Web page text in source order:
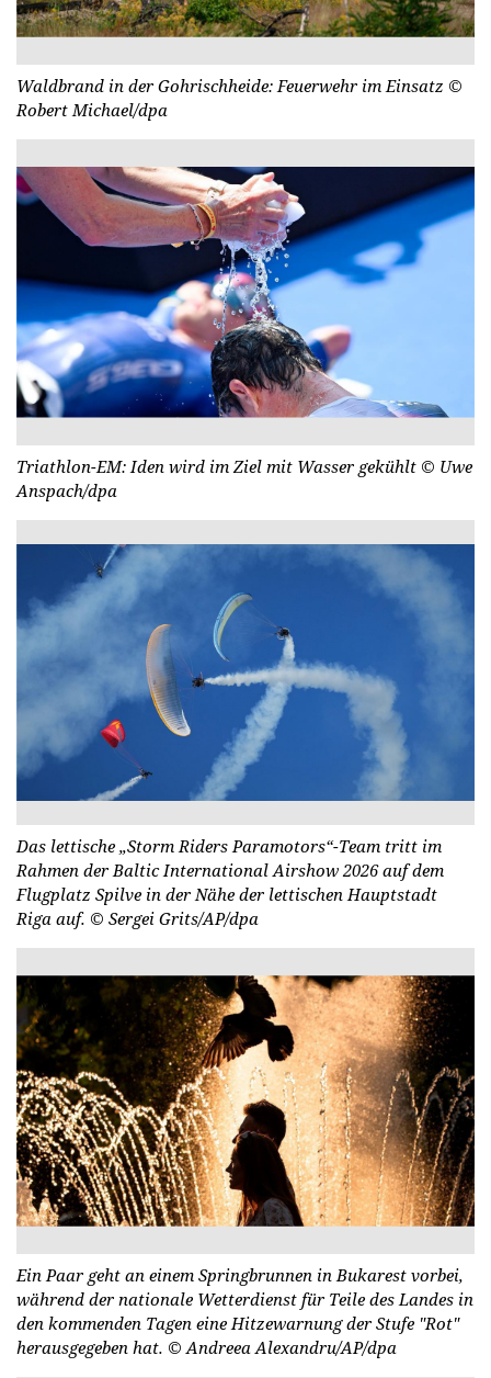
Waldbrand in der Gohrischheide: Feuerwehr im Einsatz ©
Robert Michael/dpa
Triathlon-EM: Iden wird im Ziel mit Wasser gekühlt © Uwe
Anspach/dpa
Das lettische „Storm Riders Paramotors“-Team tritt im
Rahmen der Baltic International Airshow 2026 auf dem
Flugplatz Spilve in der Nähe der lettischen Hauptstadt
Riga auf. © Sergei Grits/AP/dpa
Ein Paar geht an einem Springbrunnen in Bukarest vorbei,
während der nationale Wetterdienst für Teile des Landes in
den kommenden Tagen eine Hitzewarnung der Stufe "Rot"
herausgegeben hat. © Andreea Alexandru/AP/dpa